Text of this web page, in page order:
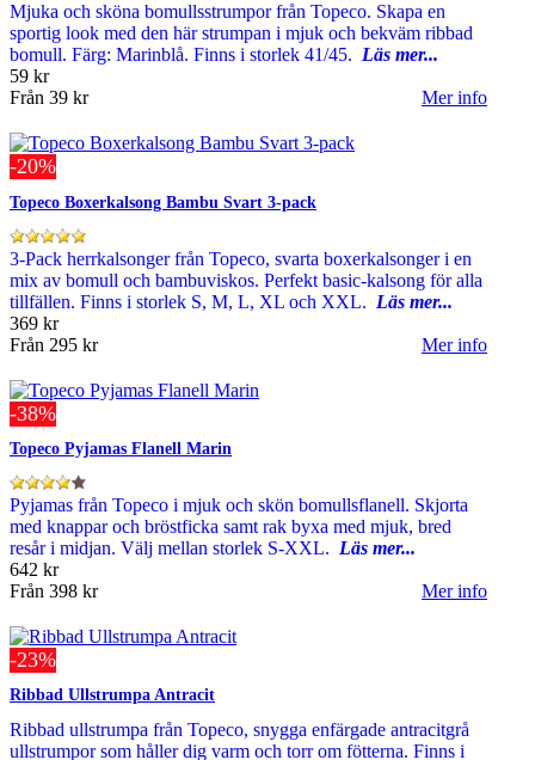
Mjuka och sköna bomullsstrumpor från Topeco. Skapa en
sportig look med den här strumpan i mjuk och bekväm ribbad
bomull. Färg: Marinblå. Finns i storlek 41/45. Läs mer...
59 kr
Från 39 kr Mer info
-20%
Topeco Boxerkalsong Bambu Svart 3-pack
3-Pack herrkalsonger från Topeco, svarta boxerkalsonger i en
mix av bomull och bambuviskos. Perfekt basic-kalsong för alla
tillfällen. Finns i storlek S, M, L, XL och XXL. Läs mer...
369 kr
Från 295 kr Mer info
-38%
Topeco Pyjamas Flanell Marin
Pyjamas från Topeco i mjuk och skön bomullsflanell. Skjorta
med knappar och bröstficka samt rak byxa med mjuk, bred
resår i midjan. Välj mellan storlek S-XXL. Läs mer...
642 kr
Från 398 kr Mer info
-23%
Ribbad Ullstrumpa Antracit
Ribbad ullstrumpa från Topeco, snygga enfärgade antracitgrå
ullstrumpor som håller dig varm och torr om fötterna. Finns i